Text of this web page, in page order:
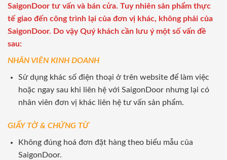
SaigonDoor tư vấn và bán cửa. Tuy nhiên sản phẩm thực
tế giao đến công trình lại của đơn vị khác, không phải của
SaigonDoor. Do vậy Quý khách cần lưu ý một số vấn đề
sau:
NHÂN VIÊN KINH DOANH
Sử dụng khác số điện thoại ở trên website để làm việc
hoặc ngay sau khi liên hệ với SaigonDoor nhưng lại có
nhân viên đơn vị khác liên hệ tư vấn sản phẩm.
GIẤY TỜ & CHỨNG TỪ
Không đúng hoá đơn đặt hàng theo biểu mẫu của
SaigonDoor.